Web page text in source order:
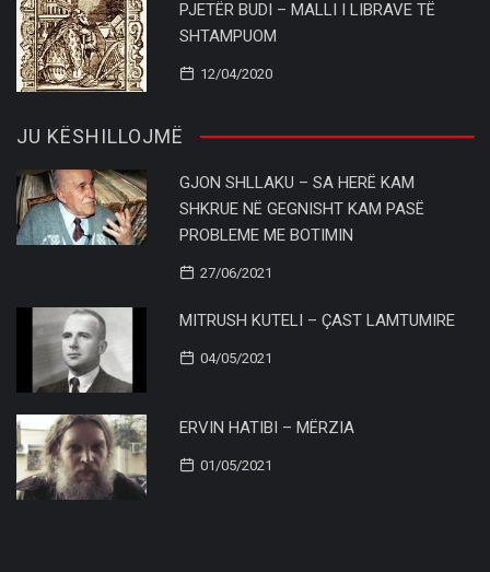
PJETËR BUDI – MALLI I LIBRAVE TË
SHTAMPUOM
12/04/2020
JU KËSHILLOJMË
GJON SHLLAKU – SA HERË KAM
SHKRUE NË GEGNISHT KAM PASË
PROBLEME ME BOTIMIN
27/06/2021
MITRUSH KUTELI – ÇAST LAMTUMIRE
04/05/2021
ERVIN HATIBI – MËRZIA
01/05/2021